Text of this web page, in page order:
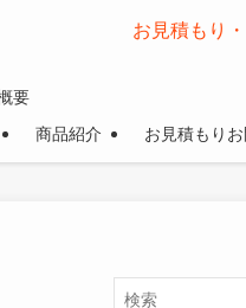
商品紹介 お見積もり
お見積もり
要